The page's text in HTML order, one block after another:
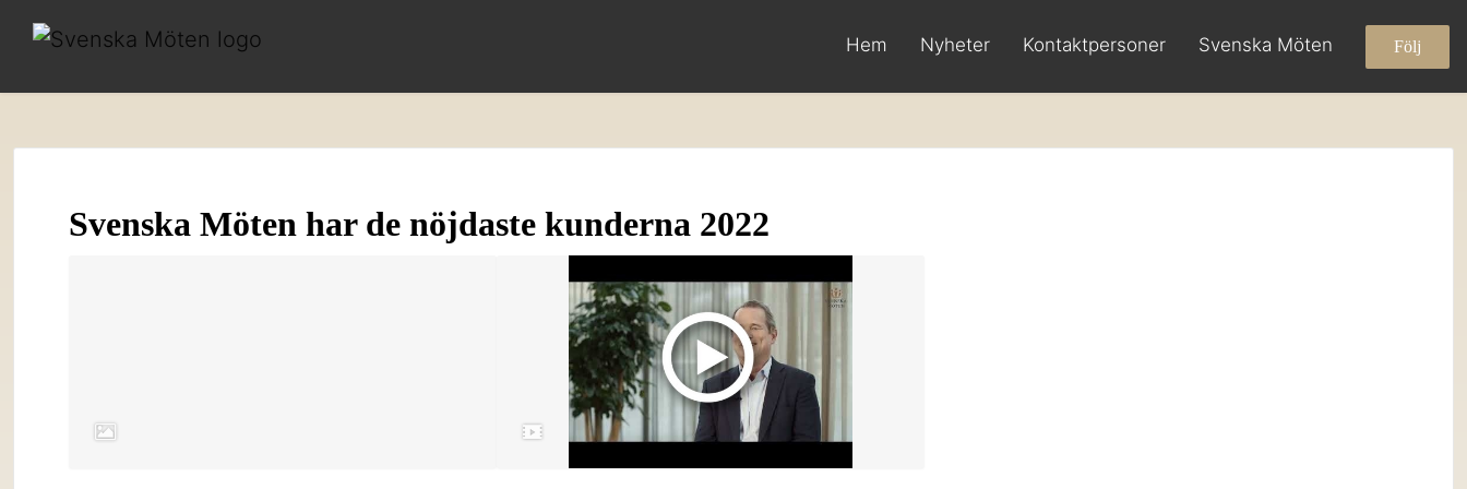
Hem Nyheter Kontaktpersoner Svenska Möten Följ
Svenska Möten har de nöjdaste kunderna 2022